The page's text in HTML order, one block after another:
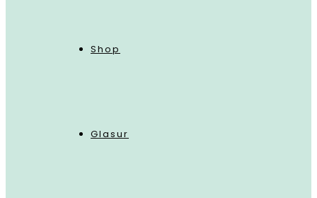
Shop
Glasur